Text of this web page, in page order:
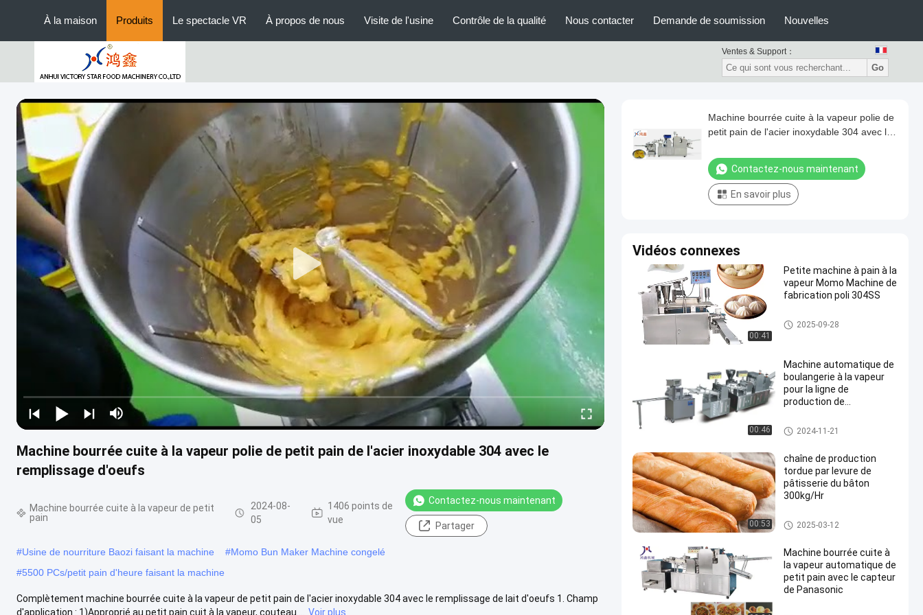
À la maison Produits Le spectacle VR À propos de nous Visite de l'usine Contrôle de la qualité Nous contacter Demande de soumission Nouvelles
Ventes & Support：
Go
Machine bourrée cuite à la vapeur polie de petit pain de l'acier inoxydable 304 avec le
remplissage d'oeufs
Machine bourrée cuite à la vapeur de petit
pain
2024-08-
05
1406 points de
vue
Contactez-nous maintenant
Partager
#Usine de nourriture Baozi faisant la machine #Momo Bun Maker Machine congelé
#5500 PCs/petit pain d'heure faisant la machine
Complètement machine bourrée cuite à la vapeur de petit pain de l'acier inoxydable 304 avec le remplissage de lait d'oeufs 1. Champ
d'application : 1)Approprié au petit pain cuit à la vapeur, couteau....
Voir plus
Machine bourrée cuite à la vapeur polie de
petit pain de l'acier inoxydable 304 avec le
Contactez-nous maintenant
En savoir plus
Vidéos connexes
00:41
Petite machine à pain à la
vapeur Momo Machine de
fabrication poli 304SS
Machine bourrée cuite à la vap
eur de petit pain
2025-09-28
00:46
Machine automatique de
boulangerie à la vapeur
pour la ligne de
production de
Cha Siu Bao
Machine bourrée cuite à la vap
eur de petit pain
2024-11-21
00:53
chaîne de production
tordue par levure de
pâtisserie du bâton
300kg/Hr
chaîne de production de pâtiss
erie
2025-03-12
Machine bourrée cuite à
la vapeur automatique de
petit pain avec le capteur
de Panasonic